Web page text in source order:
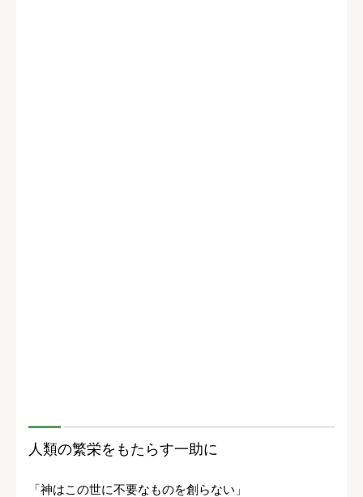
人類の繁栄をもたらす一助に
「神はこの世に不要なものを創らない」